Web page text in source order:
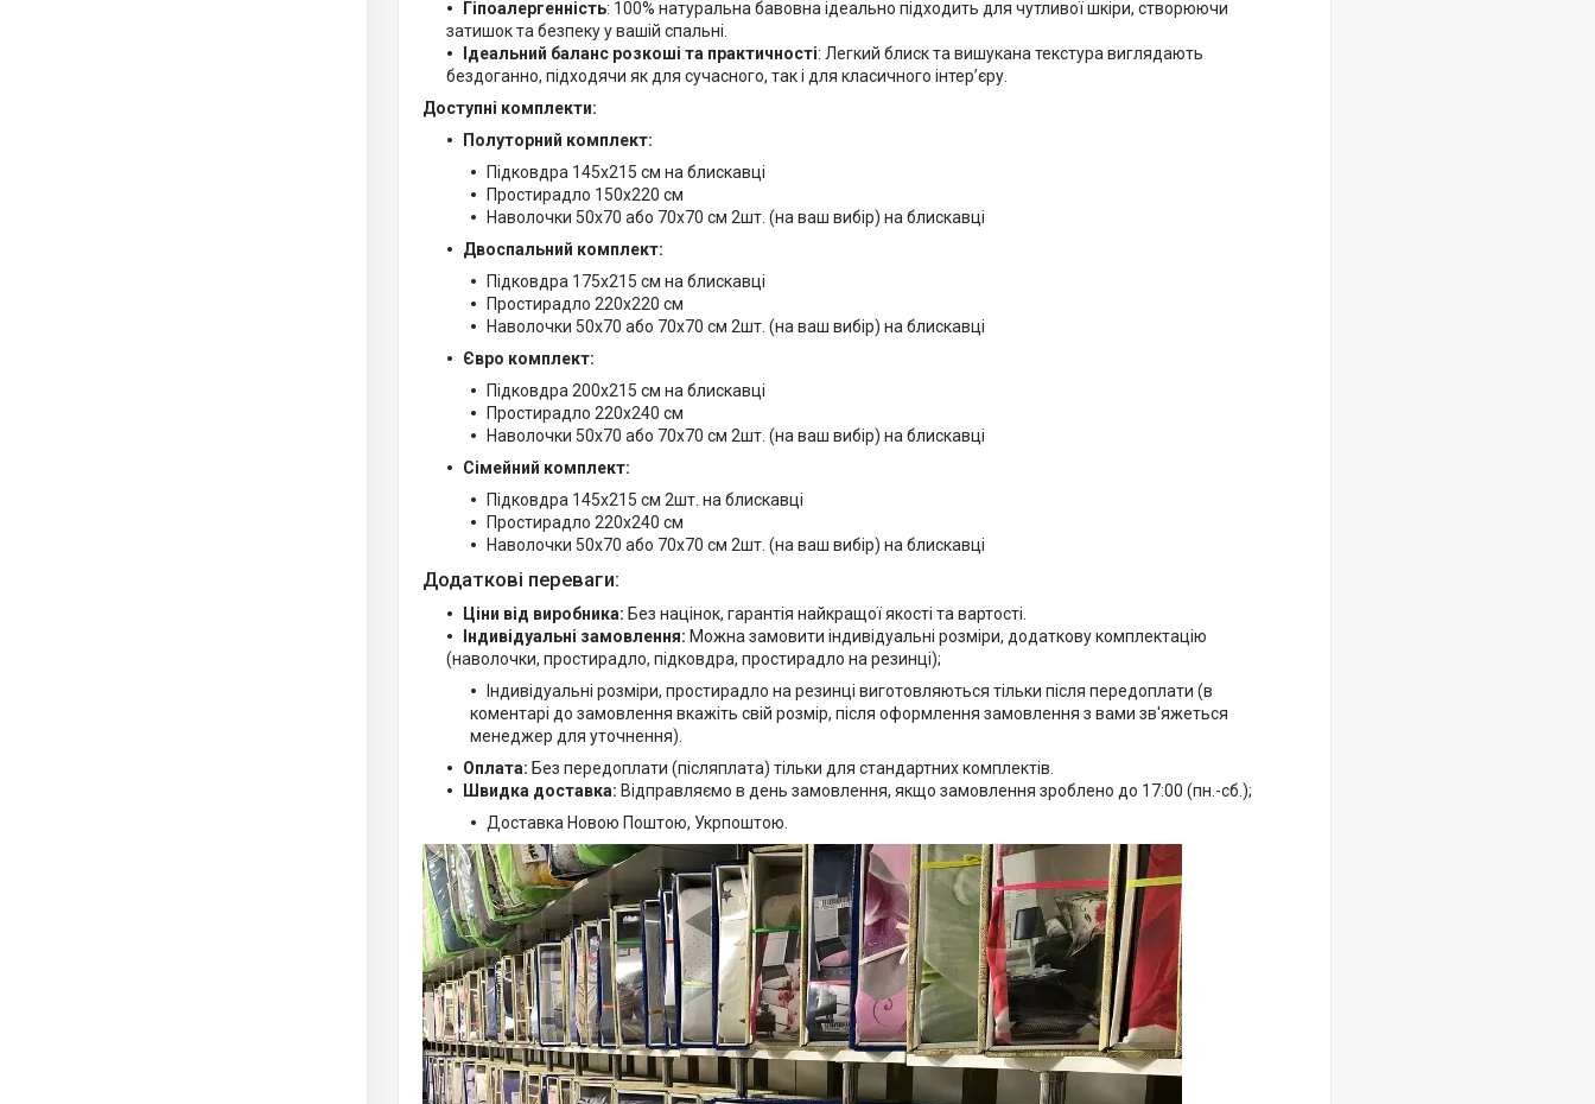
Гіпоалергенність: 100% натуральна бавовна ідеально підходить для чутливої шкіри, створюючи
затишок та безпеку у вашій спальні.
Ідеальний баланс розкоші та практичності: Легкий блиск та вишукана текстура виглядають
бездоганно, підходячи як для сучасного, так і для класичного інтер’єру.
Доступні комплекти:
Полуторний комплект:
Підковдра 145х215 см на блискавці
Простирадло 150х220 см
Наволочки 50х70 або 70х70 см 2шт. (на ваш вибір) на блискавці
Двоспальний комплект:
Підковдра 175х215 см на блискавці
Простирадло 220х220 см
Наволочки 50х70 або 70х70 см 2шт. (на ваш вибір) на блискавці
Євро комплект:
Підковдра 200х215 см на блискавці
Простирадло 220х240 см
Наволочки 50х70 або 70х70 см 2шт. (на ваш вибір) на блискавці
Сімейний комплект:
Підковдра 145х215 см 2шт. на блискавці
Простирадло 220х240 см
Наволочки 50х70 або 70х70 см 2шт. (на ваш вибір) на блискавці
Додаткові переваги:
Ціни від виробника: Без націнок, гарантія найкращої якості та вартості.
Індивідуальні замовлення: Можна замовити індивідуальні розміри, додаткову комплектацію
(наволочки, простирадло, підковдра, простирадло на резинці);
Індивідуальні розміри, простирадло на резинці виготовляються тільки після передоплати (в
коментарі до замовлення вкажіть свій розмір, після оформлення замовлення з вами зв'яжеться
менеджер для уточнення).
Оплата: Без передоплати (післяплата) тільки для стандартних комплектів.
Швидка доставка: Відправляємо в день замовлення, якщо замовлення зроблено до 17:00 (пн.-сб.);
Доставка Новою Поштою, Укрпоштою.